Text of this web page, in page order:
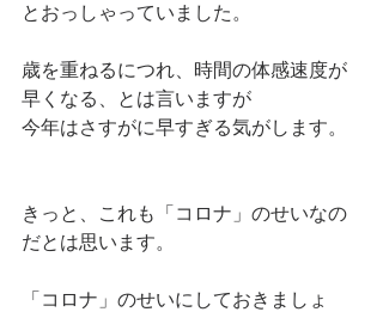
とおっしゃっていました。
歳を重ねるにつれ、時間の体感速度が
早くなる、とは言いますが
今年はさすがに早すぎる気がします。
きっと、これも「コロナ」のせいなの
だとは思います。
「コロナ」のせいにしておきましょ